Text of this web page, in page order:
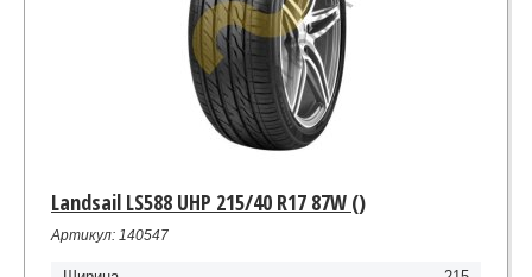
Landsail LS588 UHP 215/40 R17 87W ()
Артикул: 140547